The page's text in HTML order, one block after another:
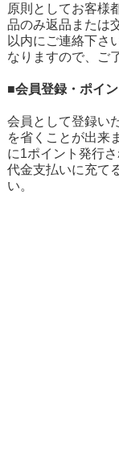
原則としてお客様
品のみ返品または
以内にご連絡下さ
なりますので、ご
■会員登録・ポイ
会員として登録い
を省くことが出来
に1ポイント発行
代金支払いに充て
い。